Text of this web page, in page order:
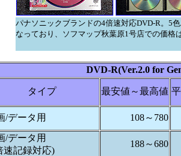
パナソニックブランドの4倍速対応DVD-R。5
なっており、ソフマップ秋葉原1号店での価格
DVD-R(Ver.2.0 for
タイプ 最安値～最高値
/データ用
108～780
/データ用
速記録対応)
188～680